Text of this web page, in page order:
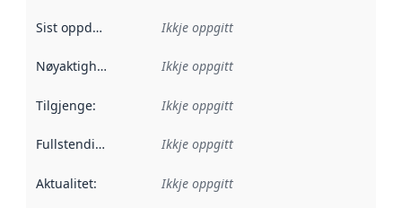
Sist oppdatert Ikkje oppgitt
Nøyaktigheit Ikkje oppgitt
Tilgjenge: Ikkje oppgitt
Fullstendigheit Ikkje oppgitt
Aktualitet: Ikkje oppgitt